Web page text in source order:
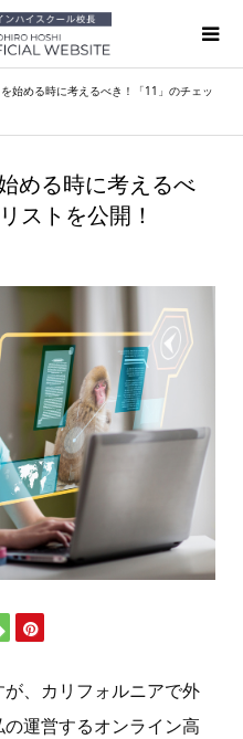
を始める時に考えるべき！「11」のチェッ
める時に考えるべ
ストを公開！
、カリフォルニアで外
運営するオンライン高